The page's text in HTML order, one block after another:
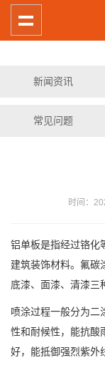
新闻资讯
常见问题
时间：
铝单板是指经过铬化
建筑装饰材料。氟碳
底漆、面漆、清漆三
喷涂过程一般分为二
性和耐候性，能抗酸
好，能抵御强烈紫外